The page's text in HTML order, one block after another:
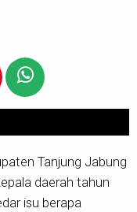
Tanjung Jabung
daerah tahun
isu berapa